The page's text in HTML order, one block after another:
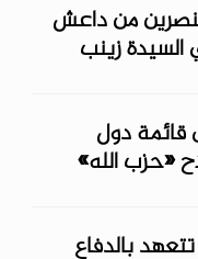
من داعش
السيدة زينب
قائمة دول
«حزب الله»
بالدفاع